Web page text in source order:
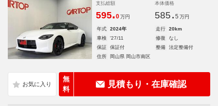
支払総額
595.0 万円
本体価格
585. 5 万円
年式 2024年 走行
20km
車検
'27/11 修復
なし
保証
保証付 整備
法定整備付
住所
岡山県 岡山市南区
無
料
見積もり・在庫確認